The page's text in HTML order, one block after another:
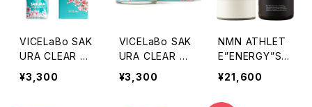
VICELaBo SAK
URA CLEAR ES
SENCE／さくら
クリアエッセンス
¥3,300
VICELaBo SAK
URA CLEAR S
OOTHING CRE
AM／さくらクリ
¥3,300
NMN ATHLET
E”ENERGY”SU
PPLEMENT120
粒／NMN9000
㎎＋マカ・亜鉛・
¥21,600